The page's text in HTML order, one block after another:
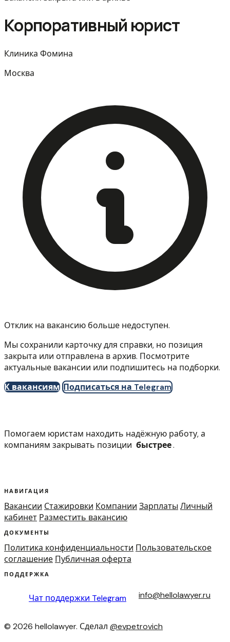
Корпоративный юрист
Клиника Фомина
Москва
Отклик на вакансию больше недоступен.
Мы сохранили карточку для справки, но позиция
закрыта или отправлена в архив. Посмотрите
актуальные вакансии или подпишитесь на подборки.
К вакансиям Подписаться на Telegram
Помогаем юристам находить надёжную работу, а
компаниям закрывать позиции быстрее.
НАВИГАЦИЯ
Вакансии Стажировки Компании Зарплаты Личный
кабинет Разместить вакансию
ДОКУМЕНТЫ
Политика конфиденциальности Пользовательское
соглашение Публичная оферта
ПОДДЕРЖКА
Чат поддержки Telegram info@hellolawyer.ru
© 2026 hellolawyer. Сделал @evpetrovich